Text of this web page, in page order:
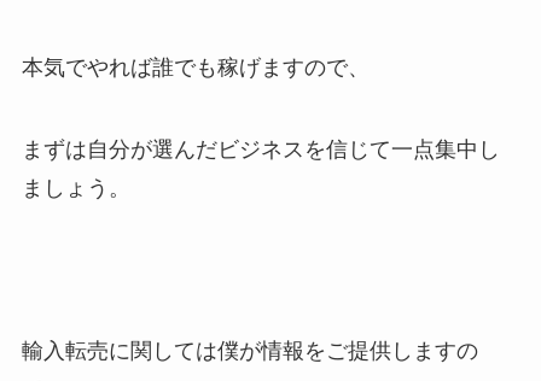
本気でやれば誰でも稼げますので、
まずは自分が選んだビジネスを信じて一点集中し
ましょう。
輸入転売に関しては僕が情報をご提供しますの